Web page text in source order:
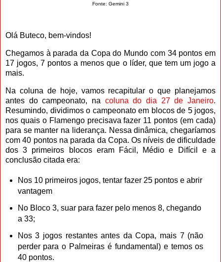
Fonte: Gemini 3
Olá Buteco, bem-vindos!
Chegamos à parada da Copa do Mundo com 34 pontos em
17 jogos, 7 pontos a menos que o líder, que tem um jogo a
mais.
Na coluna de hoje, vamos recapitular o que planejamos
antes do campeonato, na coluna do dia 27 de Janeiro.
Resumindo, dividimos o campeonato em blocos de 5 jogos,
nos quais o Flamengo precisava fazer 11 pontos (em cada)
para se manter na liderança. Nessa dinâmica, chegaríamos
com 40 pontos na parada da Copa. Os níveis de dificuldade
dos 3 primeiros blocos eram Fácil, Médio e Difícil e a
conclusão citada era:
Nos 10 primeiros jogos, tentar fazer 25 pontos e abrir
vantagem
No Bloco 3, suar para fazer pelo menos 8, chegando
a 33;
Nos 3 jogos restantes antes da Copa, mais 7 (não
perder para o Palmeiras é fundamental) e temos os
40 pontos.